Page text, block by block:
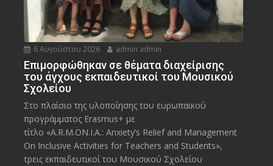
6 Αυγούστου 2026 admin admin
Eπιμορφώθηκαν σε θέματα διαχείρισης
του άγχους εκπαιδευτικοί του Μουσικού
Σχολείου
Στο πλαίσιο της υλοποίησης του ευρωπαϊκού
προγράμματος Erasmus+ με
τίτλο «A.R.M.ON.I.A.: Anxiety’s Relief and Management
On Inclusive Activities for Teachers and Students»,
τρεις εκπαιδευτικοί του Μουσικού Σχολείου